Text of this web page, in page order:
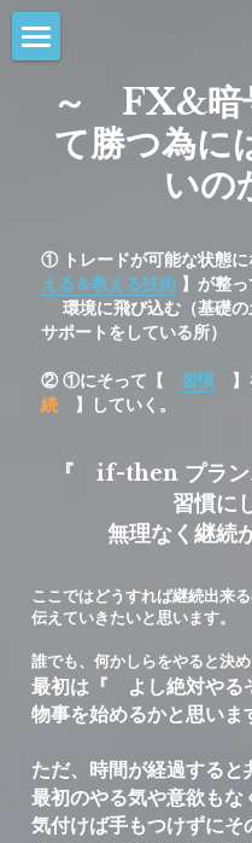
継続を習慣に
受講生の声
動画アーカイブ
Mottiブログ
随時更新
継続して勝つ為には
なぜ継続出来ない
なぜ信じると勝て
エビングハウス
伝える＆教える技
学び方＆思考法
相場が動く理由
基礎パターン
メイン手法
勝つ為に
FX個人レッスン
FXで勝つ為に（
FXで勝つ為の本質
FXで勝つ為の本
FXで勝つ為の本
ローソク足基礎講
自己紹介
自己紹介
私の信念
厳選本紹介
FX個人レッスン申し
FX個人レッスン申
申し込み後の流れ
申し込み後使用ツ
受講生成果
Q&A（受講の前に）
暗号資産（仮想通貨
つぶやき帳
お問い合わせ
～　FX&暗
て勝つ為に
いの
① トレードが可能な状態
える＆教える技術 】が整
環境に飛び込む（基礎
サポートをしている所）
② ①にそって【 習慣 】
続 】していく。
『　if-then プラン
習慣に
無理なく継続
ここではどうすれば継続出来
伝えていきたいと思います。
誰でも、何かしらをやると決
最初は『　よし絶対やる
物事を始めるかと思いま
ただ、時間が経過すると
最初のやる気や意欲もな
気付けば手もつけずにそ